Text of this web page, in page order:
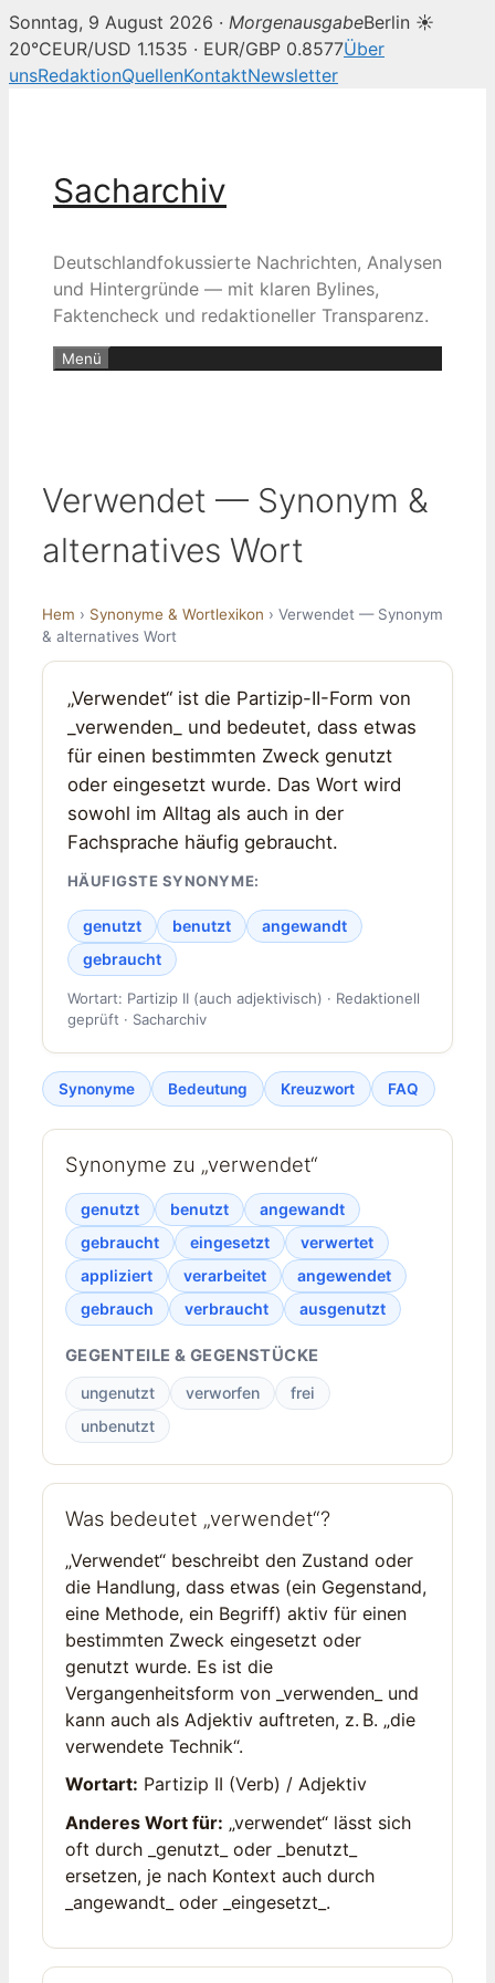
Sonntag, 9 August 2026 · MorgenausgabeBerlin ☀
20°CEUR/USD 1.1535 · EUR/GBP 0.8577Über
unsRedaktionQuellenKontaktNewsletter
Sacharchiv
Deutschlandfokussierte Nachrichten, Analysen
und Hintergründe — mit klaren Bylines,
Faktencheck und redaktioneller Transparenz.
Menü
Verwendet — Synonym &
alternatives Wort
Hem › Synonyme & Wortlexikon › Verwendet — Synonym
& alternatives Wort
„Verwendet“ ist die Partizip-II-Form von
_verwenden_ und bedeutet, dass etwas
für einen bestimmten Zweck genutzt
oder eingesetzt wurde. Das Wort wird
sowohl im Alltag als auch in der
Fachsprache häufig gebraucht.
HÄUFIGSTE SYNONYME:
genutzt benutzt
angewandt
gebraucht
Wortart: Partizip II (auch adjektivisch) · Redaktionell
geprüft · Sacharchiv
Synonyme Bedeutung Kreuzwort FAQ
Synonyme zu „verwendet“
genutzt benutzt
angewandt
gebraucht
eingesetzt
verwertet
appliziert
verarbeitet
angewendet
gebrauch
verbraucht ausgenutzt
GEGENTEILE & GEGENSTÜCKE
ungenutzt verworfen
frei
unbenutzt
Was bedeutet „verwendet“?
„Verwendet“ beschreibt den Zustand oder
die Handlung, dass etwas (ein Gegenstand,
eine Methode, ein Begriff) aktiv für einen
bestimmten Zweck eingesetzt oder
genutzt wurde. Es ist die
Vergangenheitsform von _verwenden_ und
kann auch als Adjektiv auftreten, z. B. „die
verwendete Technik“.
Wortart: Partizip II (Verb) / Adjektiv
Anderes Wort für: „verwendet“ lässt sich
oft durch _genutzt_ oder _benutzt_
ersetzen, je nach Kontext auch durch
_angewandt_ oder _eingesetzt_.